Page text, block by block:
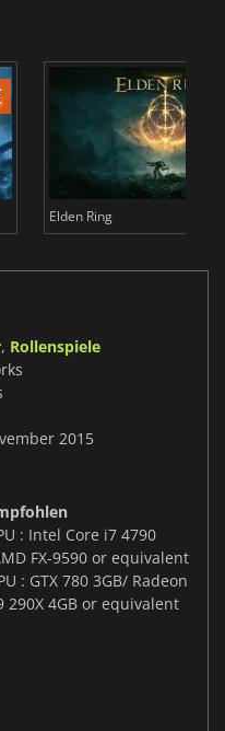
Elden Ring
, Rollenspiele
2015
: Intel Core i7 4790
FX-9590 or equivalent
: GTX 780 3GB/ Radeon
290X 4GB or equivalent